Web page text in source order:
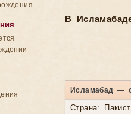
В
Исламабад —
Страна: